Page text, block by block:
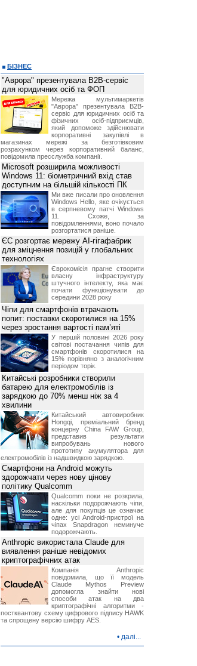
БІЗНЕС
"Аврора" презентувала B2B-сервіс
для юридичних осіб та ФОП
Мережа мультимаркетів
"Аврора" презентувала B2B-
сервіс для юридичних осіб та
фізичних осіб-підприємців,
який допоможе здійснювати
корпоративні закупівлі в
магазинах мережі за безготівковим
розрахунком через корпоративний баланс,
повідомила пресслужба компанії.
Microsoft розширила можливості
Windows 11: біометричний вхід став
доступним на більшій кількості ПК
Ми вже писали про оновлення
Windows Hello, яке очікується
в серпневому патчі Windows
11. Схоже, за
повідомленнями, воно почало
розгортатися раніше.
ЄС розгортає мережу AI-гігафабрик
для зміцнення позицій у глобальних
технологіях
Єврокомісія прагне створити
власну інфраструктуру
штучного інтелекту, яка має
почати функціонувати до
середини 2028 року
Чіпи для смартфонів втрачають
попит: поставки скоротилися на 15%
через зростання вартості пам’яті
У першій половині 2026 року
світові постачання чипів для
смартфонів скоротилися на
15% порівняно з аналогічним
періодом торік.
Китайські розробники створили
батарею для електромобілів із
зарядкою до 70% менш ніж за 4
хвилини
Китайський автовиробник
Hongqi, преміальний бренд
концерну China FAW Group,
представив результати
випробувань нового
прототипу акумулятора для
електромобілів із надшвидкою зарядкою.
Смартфони на Android можуть
здорожчати через нову цінову
політику Qualcomm
Qualcomm поки не розкрила,
наскільки подорожчають чіпи,
але для покупців це означає
одне: усі Android-пристрої на
чіпах Snapdragon неминуче
подорожчають.
Anthropic використала Claude для
виявлення раніше невідомих
криптографічних атак
Компанія Anthropic
повідомила, що її модель
Claude Mythos Preview
допомогла знайти нові
способи атак на два
криптографічні алгоритми -
постквантову схему цифрового підпису HAWK
та спрощену версію шифру AES.
• далі...